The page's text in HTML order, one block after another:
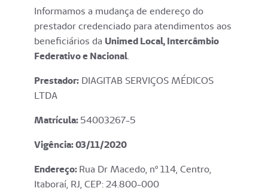
Informamos a mudança de endereço do
prestador credenciado para atendimentos aos
beneficiários da Unimed Local, Intercâmbio
Federativo e Nacional.
Prestador: DIAGITAB SERVIÇOS MÉDICOS
LTDA
Matrícula:54003267-5
Vigência: 03/11/2020
Endereço:Rua Dr Macedo, nº 114, Centro,
Itaboraí, RJ, CEP: 24.800-000